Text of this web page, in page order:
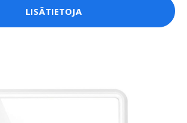
LISÄTIETOJA